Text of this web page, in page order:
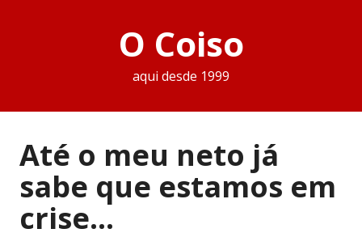
O Coiso
aqui desde 1999
Até o meu neto já
sabe que estamos em
crise…